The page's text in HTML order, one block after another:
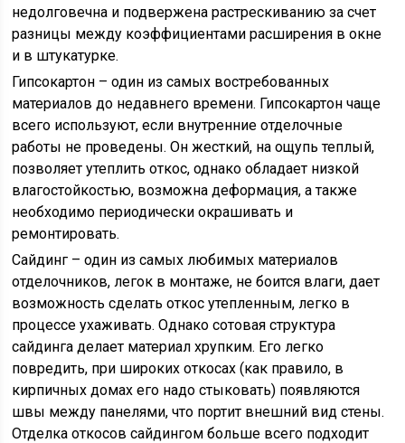
недолговечна и подвержена растрескиванию за счет
разницы между коэффициентами расширения в окне
и в штукатурке.
Гипсокартон – один из самых востребованных
материалов до недавнего времени. Гипсокартон чаще
всего используют, если внутренние отделочные
работы не проведены. Он жесткий, на ощупь теплый,
позволяет утеплить откос, однако обладает низкой
влагостойкостью, возможна деформация, а также
необходимо периодически окрашивать и
ремонтировать.
Сайдинг – один из самых любимых материалов
отделочников, легок в монтаже, не боится влаги, дает
возможность сделать откос утепленным, легко в
процессе ухаживать. Однако сотовая структура
сайдинга делает материал хрупким. Его легко
повредить, при широких откосах (как правило, в
кирпичных домах его надо стыковать) появляются
швы между панелями, что портит внешний вид стены.
Отделка откосов сайдингом больше всего подходит